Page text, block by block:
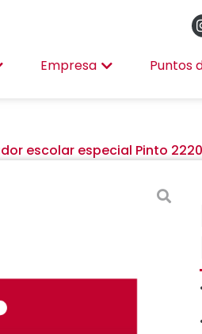
Empresa Puntos
escolar especial Pinto 2220